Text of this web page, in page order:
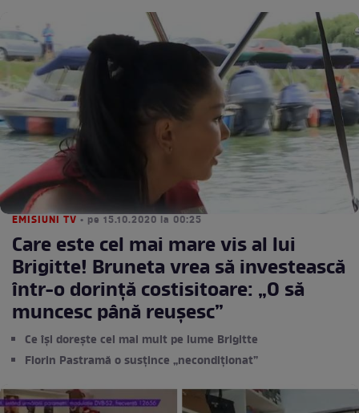
EMISIUNI TV • pe 15.10.2020 la 00:25
Care este cel mai mare vis al lui
Brigitte! Bruneta vrea să investească
într-o dorință costisitoare: „O să
muncesc până reușesc”
Ce își dorește cel mai mult pe lume Brigitte
Florin Pastramă o susțince „necondiționat”